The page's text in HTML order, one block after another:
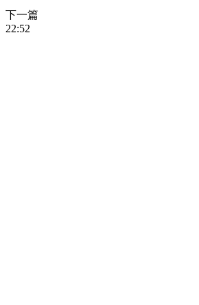
下一篇
22:52